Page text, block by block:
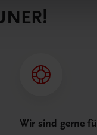
Wir sind gerne